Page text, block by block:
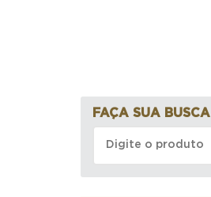
FAÇA SUA BUSCA